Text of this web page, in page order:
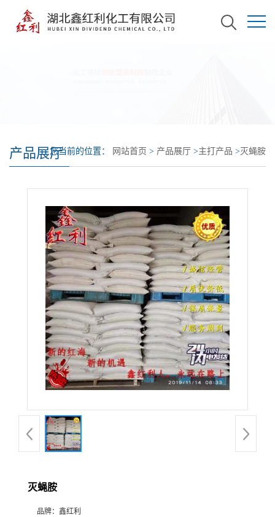
产品展厅您当前的位置： 网站首页 > 产品展厅 >主打产品 > 灭蝇胺
灭蝇胺
品牌： 鑫红利